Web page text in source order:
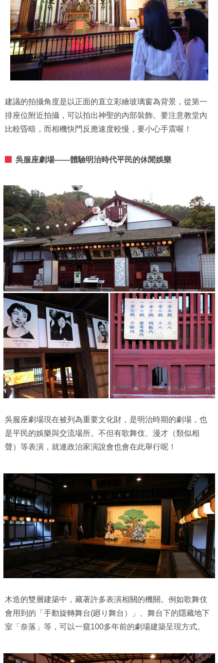
建議的拍攝角度是以正面的直立彩繪玻璃窗為背景，從第一
排座位附近拍攝，可以拍出神聖的內部裝飾。要注意教堂內
比較昏暗，而相機快門反應速度較慢，要小心手震喔！
吳服座劇場——體驗明治時代平民的休閒娛樂
吳服座劇場現在被列為重要文化財，是明治時期的劇場，也
是平民的娛樂與交流場所。不但有歌舞伎、漫才（類似相
聲）等表演，就連政治家演說會也會在此舉行呢！
木造的雙層建築中，藏著許多表演相關的機關。例如歌舞伎
會用到的「手動旋轉舞台(廻り舞台）」、舞台下的隱藏地下
室「奈落」等，可以一窺100多年前的劇場建築呈現方式。